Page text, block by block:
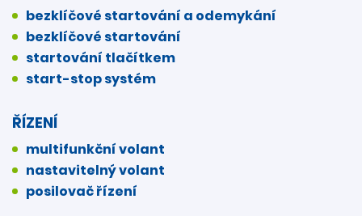
bezklíčové startování a odemykání
bezklíčové startování
startování tlačítkem
start-stop systém
ŘÍZENÍ
multifunkční volant
nastavitelný volant
posilovač řízení